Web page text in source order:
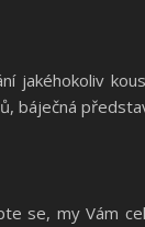
jakéhokoliv
báječná
se, my Vám